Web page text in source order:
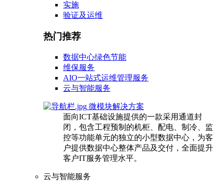
实施
验证及运维
热门推荐
数据中心绿色节能
维保服务
AIO一站式运维管理服务
云与智能服务
微模块解决方案
面向ICT基础设施提供的一款采用通道封
闭，包含工程预制的机柜、配电、制冷、监
控等功能单元的独立的小型数据中心，为客
户提供数据中心整体产品及交付，全面提升
客户IT服务管理水平。
云与智能服务